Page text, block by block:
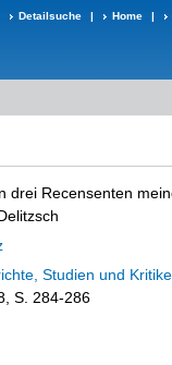
Detailsuche | Home |
drei Recensenten
Studien und
S. 284-286